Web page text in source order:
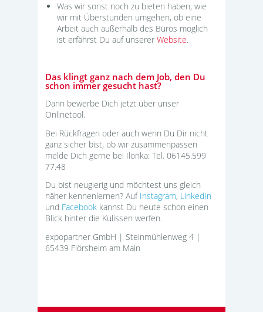
Was wir sonst noch zu bieten haben, wie
wir mit Überstunden umgehen, ob eine
Arbeit auch außerhalb des Büros möglich
ist erfährst Du auf unserer Website.
Das klingt ganz nach dem Job, den Du
schon immer gesucht hast?
Dann bewerbe Dich jetzt über unser
Onlinetool.
Bei Rückfragen oder auch wenn Du Dir nicht
ganz sicher bist, ob wir zusammenpassen
melde Dich gerne bei Ilonka: Tel. 06145.599
77.48
Du bist neugierig und möchtest uns gleich
näher kennenlernen? Auf Instagram, LinkedIn
und Facebook kannst Du heute schon einen
Blick hinter die Kulissen werfen.
expopartner GmbH | Steinmühlenweg 4 |
65439 Flörsheim am Main